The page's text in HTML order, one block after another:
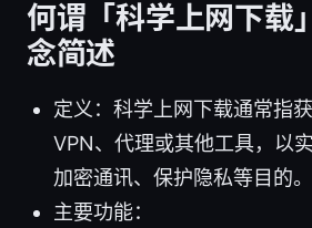
何谓「科学上网下载
念简述
定义：科学上网下载通常指
VPN、代理或其他工具，以
加密通讯、保护隐私等目的。
主要功能：